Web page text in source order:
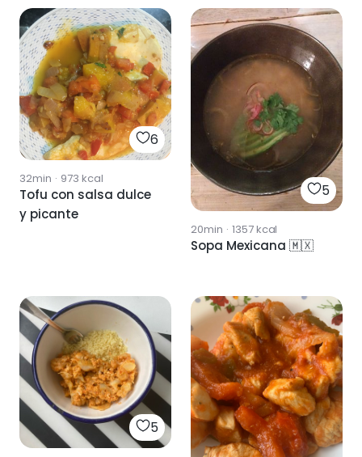
6
32min · 973 kcal
Tofu con salsa dulce
y picante
5
20min · 1357kcal
Sopa Mexicana 🇲🇽
5